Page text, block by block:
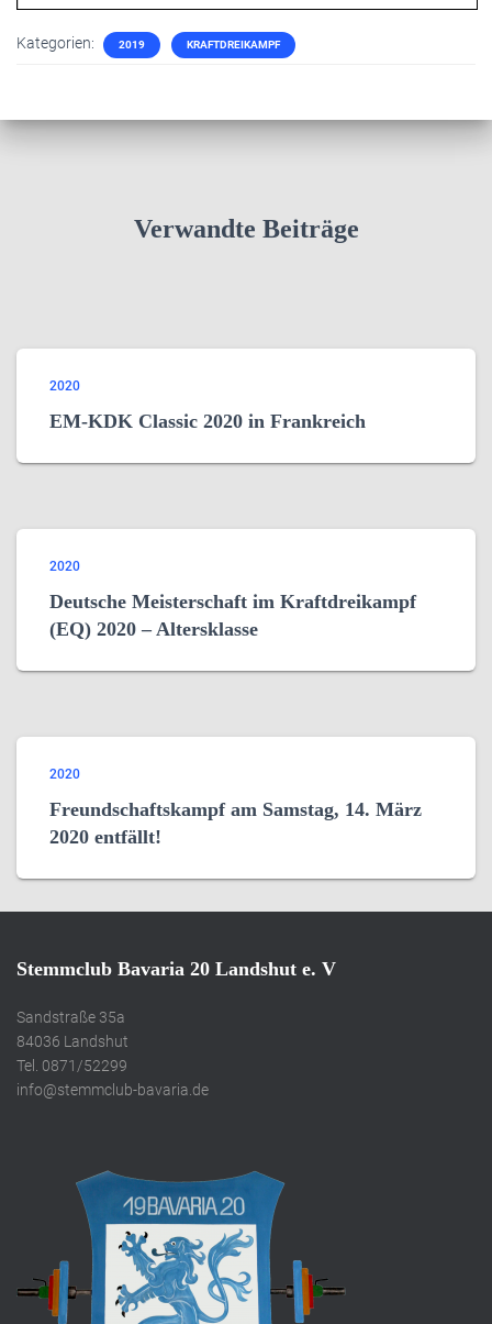
Kategorien: 2019 KRAFTDREIKAMPF
Verwandte Beiträge
2020
EM-KDK Classic 2020 in Frankreich
2020
Deutsche Meisterschaft im Kraftdreikampf
(EQ) 2020 – Altersklasse
2020
Freundschaftskampf am Samstag, 14. März
2020 entfällt!
Stemmclub Bavaria 20 Landshut e. V
Sandstraße 35a
84036 Landshut
Tel. 0871/52299
info@stemmclub-bavaria.de